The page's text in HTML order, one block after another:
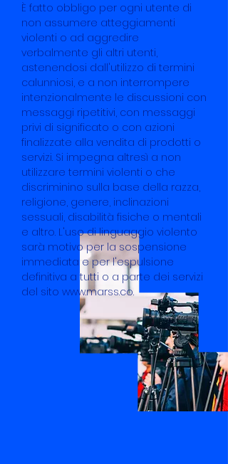
È fatto obbligo per ogni utente di
non assumere atteggiamenti
violenti o ad aggredire
verbalmente gli altri utenti,
astenendosi dall'utilizzo di termini
calunniosi, e a non interrompere
intenzionalmente le discussioni con
messaggi ripetitivi, con messaggi
privi di significato o con azioni
finalizzate alla vendita di prodotti o
servizi. Si impegna altresì a non
utilizzare termini violenti o che
discriminino sulla base della razza,
religione, genere, inclinazioni
sessuali, disabilità fisiche o mentali
e altro. L'uso di linguaggio violento
sarà motivo per la sospensione
immediata e per l'espulsione
definitiva a tutti o a parte dei servizi
del sito www.marss.co.